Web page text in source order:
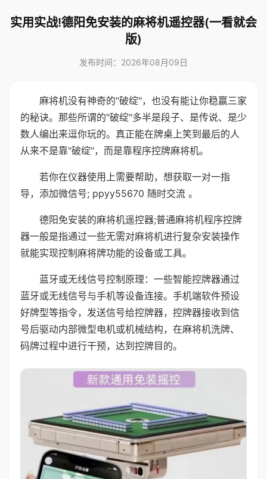
实用实战!德阳免安装的麻将机遥控器(一看就会
版)
发布时间：2026年08月09日
麻将机没有神奇的"破绽"，也没有能让你稳赢三家
的秘诀。那些所谓的"破绽"多半是段子、是传说、是少
数人编出来逗你玩的。真正能在牌桌上笑到最后的人
从来不是靠"破绽"，而是靠程序控牌麻将机。
若你在仪器使用上需要帮助，想获取一对一指
导，添加微信号; ppyy55670 随时交流 。
德阳免安装的麻将机遥控器;普通麻将机程序控牌
器一般是指通过一些无需对麻将机进行复杂安装操作
就能实现控制麻将牌功能的设备或工具。
蓝牙或无线信号控制原理：一些智能控牌器通过
蓝牙或无线信号与手机等设备连接。手机端软件预设
好牌型等指令，发送信号给控牌器，控牌器接收到信
号后驱动内部微型电机或机械结构，在麻将机洗牌、
码牌过程中进行干预，达到控牌目的。